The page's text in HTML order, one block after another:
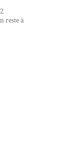
reste à